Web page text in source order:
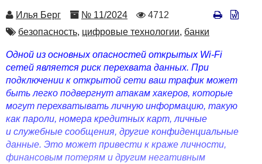
Автор
Илья Берг Номер
№ 11/2024
Количество
просмотров
4712
Автор
безопасность, цифровые технологии, банки
Одной из основных опасностей открытых Wi-Fi
сетей является риск перехвата данных. При
подключении к открытой сети ваш трафик может
быть легко подвергнут атакам хакеров, которые
могут перехватывать личную информацию, такую
как пароли, номера кредитных карт, личные
и служебные сообщения, другие конфиденциальные
данные. Это может привести к краже личности,
финансовым потерям и другим негативным